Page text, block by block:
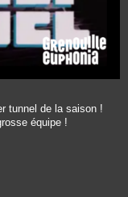
tunnel de la saison !
équipe !